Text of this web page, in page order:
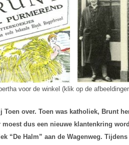
voor de winkel (klik op de
over. Toen was katholiek, Brunt
dus een nieuwe klantenkring
Halm” aan de Wagenweg. Tijdens